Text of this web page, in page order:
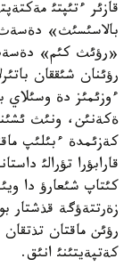
قازئر ءتئپتئ
بالاسئسئث»
«رؤئث كئم»
رؤئنان شئققان
ءوزئمئز دة
ةكةنئن، ونئث ئشئندة
كةزئمدة ءبئلئپ
قارابؤرا تؤرالئ
كئتاپ شئعارؤ دا
زةرتتةؤگة قذشتار
رؤئن ماقتان
كةتپةيتئنئ انئق.